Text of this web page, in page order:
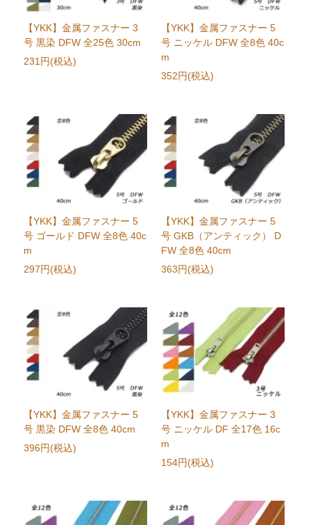
【YKK】金属ファスナー 3
号 黒染 DFW 全25色 30cm
231円(税込)
【YKK】金属ファスナー 5
号 ニッケル DFW 全8色 40c
m
352円(税込)
【YKK】金属ファスナー 5
号 ゴールド DFW 全8色 40c
m
297円(税込)
【YKK】金属ファスナー 5
号 GKB（アンティック） D
FW 全8色 40cm
363円(税込)
【YKK】金属ファスナー 5
号 黒染 DFW 全8色 40cm
396円(税込)
【YKK】金属ファスナー 3
号 ニッケル DF 全17色 16c
m
154円(税込)